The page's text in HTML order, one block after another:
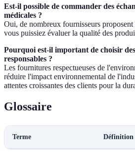
Est-il possible de commander des
médicales ?
Oui, de nombreux fournisseurs
vous puissiez évaluer la qualité des
Pourquoi est-il important de choisir
responsables ?
Les fournitures respectueuses de
réduire l'impact environnemental de
attentes croissantes des clients pour la
Glossaire
Terme Définition